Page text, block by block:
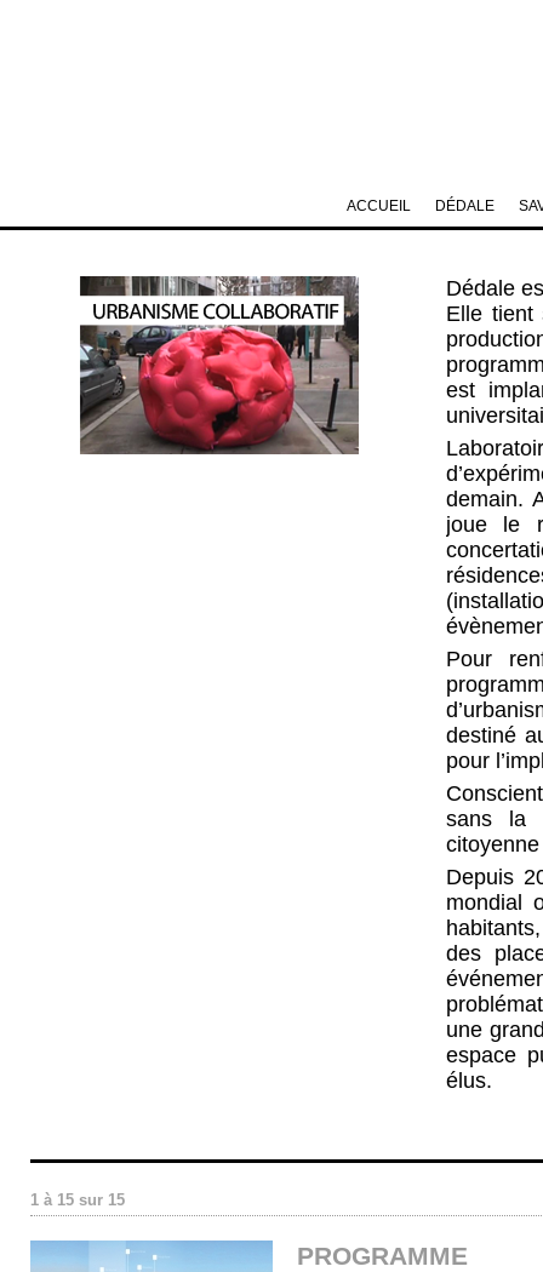
Dédale
Elle tient
est
demain.
joue le
Pour
destiné
pour
sans la
Depuis
mondial
des
une
espace
élus.
1 à 15 sur 15
PROGRAMME
DÉDALE
ACCUEIL